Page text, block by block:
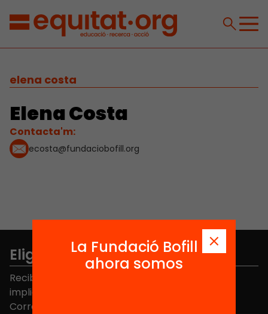
elena costa
Elena Costa
Contacta'm:
ecosta@fundaciobofill.org
Elige equidad
Recibe contenidos, iniciativas y proyectos para
implicarte.
Correo electrónico
La Fundació Bofill
ahora somos